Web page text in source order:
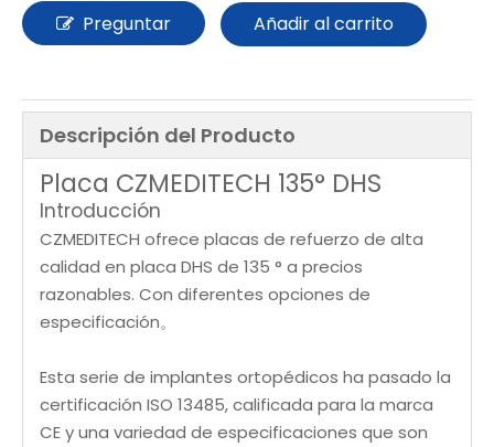
Preguntar Añadir al carrito
Descripción del Producto
Placa CZMEDITECH 135° DHS
Introducción
CZMEDITECH ofrece placas de refuerzo de alta
calidad en placa DHS de 135 ° a precios
razonables. Con diferentes opciones de
especificación。
Esta serie de implantes ortopédicos ha pasado la
certificación ISO 13485, calificada para la marca
CE y una variedad de especificaciones que son